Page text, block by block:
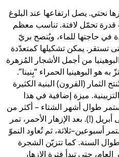
نحتي. يصل ارتفاعها عند البلوغ
قدرة تحمّل لافتة. تناسب معظم
في حاجتها للماء، ويُنصح بريّ
يمكن تشكيلها كمتعدّدة
من أجمل الأشجار المُزهرة
البوهينيا الحمراء “بِنينا”.
الثمار (القرون) البنية الكثيرة
ميزة إضافية في هذا
طوال أشهر الشتاء – أكثر من
(!). بعد الإزهار الأحمر، تمر
ثم تُعاود النموّ
السنة. كما تتزيّن الشجرة
حتى تبدأ فترة الإزهار